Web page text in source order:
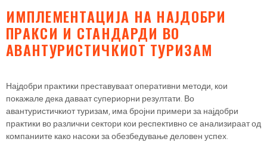
ИМПЛЕМЕНТАЦИЈА НА НАЈДОБРИ
ПРАКСИ И СТАНДАРДИ ВО
АВАНТУРИСТИЧКИОТ ТУРИЗАМ
Најдобри практики преставуваат оперативни методи, кои
покажале дека даваат супериорни резултати. Во
авантуристичкиот туризам, има бројни примери за најдобри
практики во различни сектори кои респективно се анализираат од
компаниите како насоки за обезбедување деловен успех.